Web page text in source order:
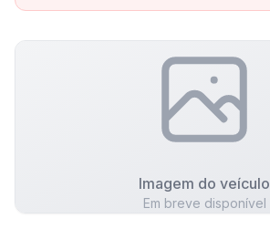
Imagem do veículo
Em breve disponível